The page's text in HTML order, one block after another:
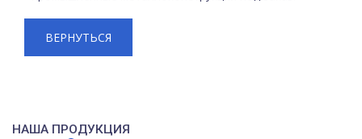
ВЕРНУТЬСЯ
НАША ПРОДУКЦИЯ